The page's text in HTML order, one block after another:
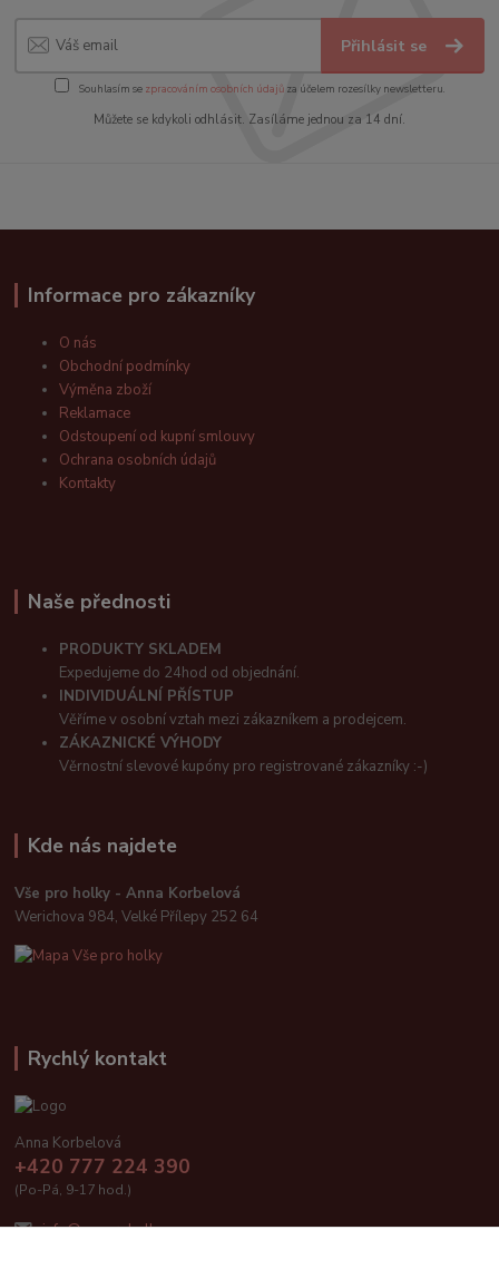
Přihlásit se
Souhlasím se zpracováním osobních údajůza účelem rozesílky newsletteru.
Můžete se kdykoli odhlásit. Zasíláme jednou za 14 dní.
Informace pro zákazníky
O nás
Obchodní podmínky
Výměna zboží
Reklamace
Odstoupení od kupní smlouvy
Ochrana osobních údajů
Kontakty
Naše přednosti
PRODUKTY SKLADEM
Expedujeme do 24hod od objednání.
INDIVIDUÁLNÍ PŘÍSTUP
Věříme v osobní vztah mezi zákazníkem a prodejcem.
ZÁKAZNICKÉ VÝHODY
Věrnostní slevové kupóny pro registrované zákazníky :-)
Kde nás najdete
Vše pro holky - Anna Korbelová
Werichova 984, Velké Přílepy 252 64
Rychlý kontakt
Anna Korbelová
+420 777 224 390
(Po-Pá, 9-17 hod.)
info@vseproholky.cz